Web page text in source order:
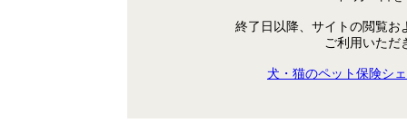
終了日以降、サイトの閲覧お
ご利用いただ
犬・猫のペット保険シ